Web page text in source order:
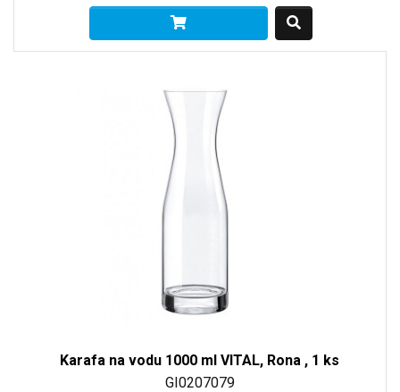
Karafa na vodu 1000 ml VITAL, Rona , 1 ks
GI0207079